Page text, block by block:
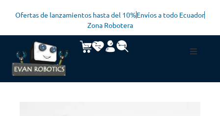
Ofertas de lanzamientos hasta del 10%Envíos a todo Ecuador
Zona Robotera